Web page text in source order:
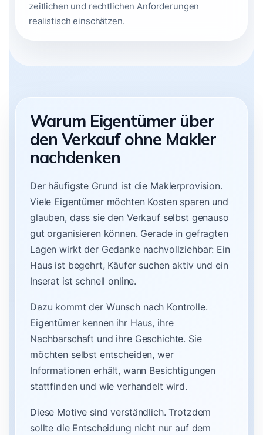
zeitlichen und rechtlichen Anforderungen
realistisch einschätzen.
Warum Eigentümer über
den Verkauf ohne Makler
nachdenken
Der häufigste Grund ist die Maklerprovision.
Viele Eigentümer möchten Kosten sparen und
glauben, dass sie den Verkauf selbst genauso
gut organisieren können. Gerade in gefragten
Lagen wirkt der Gedanke nachvollziehbar: Ein
Haus ist begehrt, Käufer suchen aktiv und ein
Inserat ist schnell online.
Dazu kommt der Wunsch nach Kontrolle.
Eigentümer kennen ihr Haus, ihre
Nachbarschaft und ihre Geschichte. Sie
möchten selbst entscheiden, wer
Informationen erhält, wann Besichtigungen
stattfinden und wie verhandelt wird.
Diese Motive sind verständlich. Trotzdem
sollte die Entscheidung nicht nur auf dem